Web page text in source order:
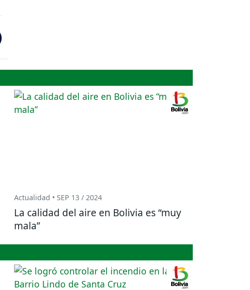
Actualidad • SEP 13 / 2024
La calidad del aire en Bolivia es “muy
mala”